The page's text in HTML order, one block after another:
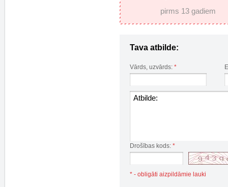
pirms 13 gadiem
Tava atbilde:
Vārds, uzvārds: *
Drošības kods: *
* - obligāti aizpildāmie lauki